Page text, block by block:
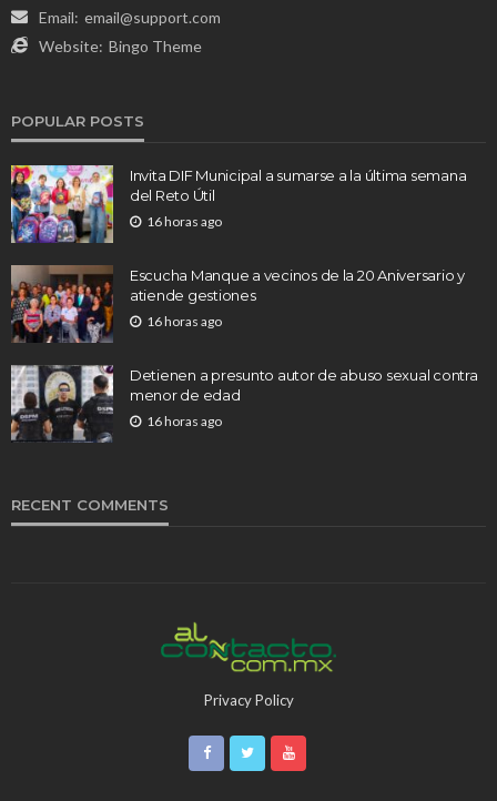
Email: email@support.com
Website: Bingo Theme
POPULAR POSTS
Invita DIF Municipal a sumarse a la última semana
del Reto Útil
16 horas ago
Escucha Manque a vecinos de la 20 Aniversario y
atiende gestiones
16 horas ago
Detienen a presunto autor de abuso sexual contra
menor de edad
16 horas ago
RECENT COMMENTS
Privacy Policy